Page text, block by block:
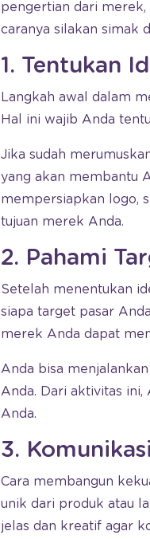
pengertian dari merek,
caranya silakan simak
1. Tentukan
Langkah awal dalam
Hal ini wajib Anda
Jika sudah
yang akan membantu
mempersiapkan logo,
tujuan merek Anda.
2. Pahami
Setelah menentukan
siapa target pasar
merek Anda dapat
Anda bisa menjalankan
Anda. Dari aktivitas
Anda.
3.
Cara membangun
unik dari produk atau
jelas dan kreatif agar